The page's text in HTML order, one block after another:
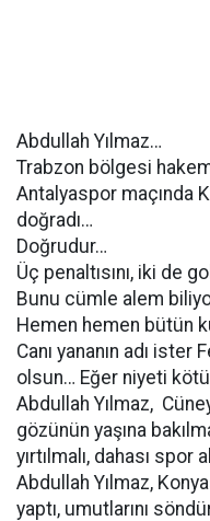
Abdullah Yılmaz…
Trabzon bölgesi
Antalyaspor maçında
doğradı…
Doğrudur…
Üç penaltısını, iki de
Bunu cümle alem
Hemen hemen bütün
Canı yananın adı
olsun… Eğer niyeti
Abdullah Yılmaz,
gözünün yaşına
yırtılmalı, dahası spor
Abdullah Yılmaz,
yaptı, umutlarını